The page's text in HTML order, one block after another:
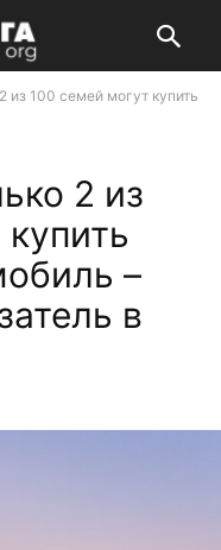
из 100 семей могут купить
2 из
–
в